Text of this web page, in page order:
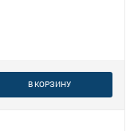
В КОРЗИНУ